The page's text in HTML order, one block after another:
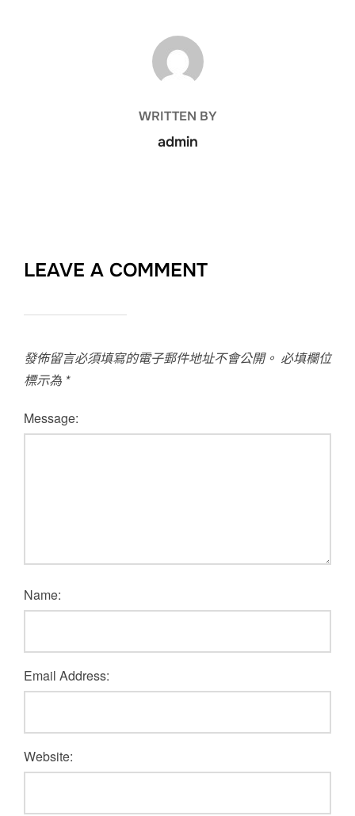
POST AUTHOR
WRITTEN BY
admin
LEAVE A COMMENT
發佈留言必須填寫的電子郵件地址不會公開。 必填欄位
標示為 *
Message:
Name:
Email Address:
Website: